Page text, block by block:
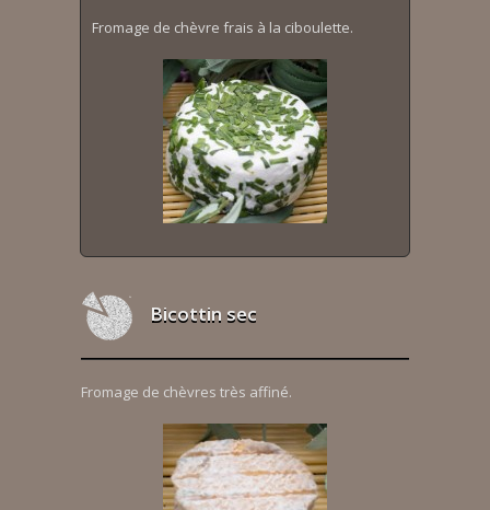
Fromage de chèvre frais à la ciboulette.
Bicottin sec
Fromage de chèvres très affiné.